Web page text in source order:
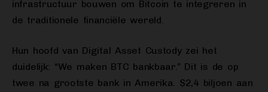
infrastructuur bouwen om Bitcoin te integreren in
de traditionele financiële wereld.
Hun hoofd van Digital Asset Custody zei het
duidelijk: “We maken BTC bankbaar.” Dit is de op
twee na grootste bank in Amerika. $2,4 biljoen aan